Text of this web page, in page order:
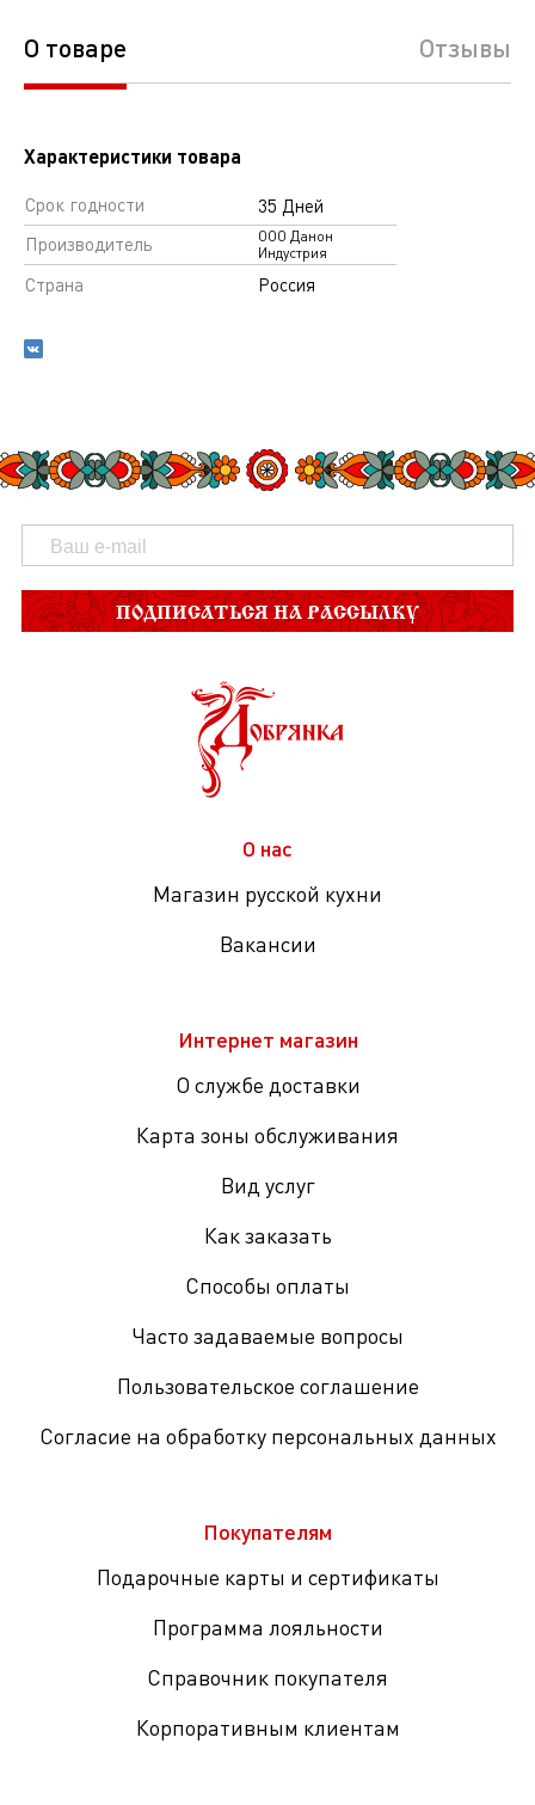
О товаре Отзывы
Характеристики товара
Срок годности
35 Дней
Производитель
ООО Данон
Индустрия
Страна Россия
ПОДПИСАТЬСЯ НА РАССЫЛКУ
О нас
Магазин русской кухни
Вакансии
Интернет магазин
О службе доставки
Карта зоны обслуживания
Вид услуг
Как заказать
Способы оплаты
Часто задаваемые вопросы
Пользовательское соглашение
Согласие на обработку персональных данных
Покупателям
Подарочные карты и сертификаты
Программа лояльности
Справочник покупателя
Корпоративным клиентам